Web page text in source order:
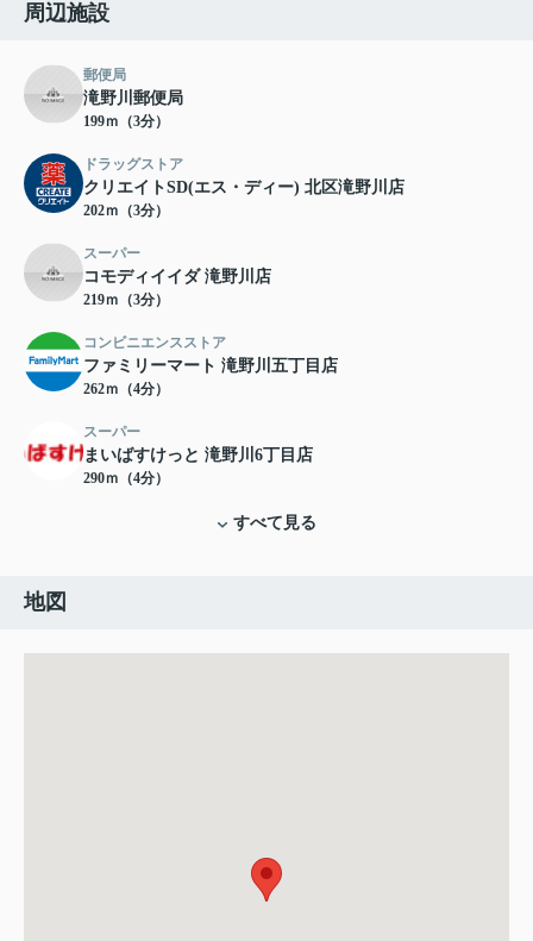
周辺施設
郵便局
滝野川郵便局
199ｍ（3分）
ドラッグストア
クリエイトSD(エス・ディー) 北区滝野川店
202ｍ（3分）
スーパー
コモディイイダ 滝野川店
219ｍ（3分）
コンビニエンスストア
ファミリーマート 滝野川五丁目店
262ｍ（4分）
スーパー
まいばすけっと 滝野川6丁目店
290ｍ（4分）
すべて見る
地図